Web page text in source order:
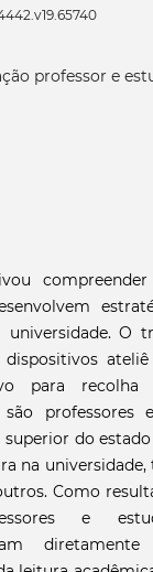
professor e
O
para recolha
são professores
do
na
Como
e